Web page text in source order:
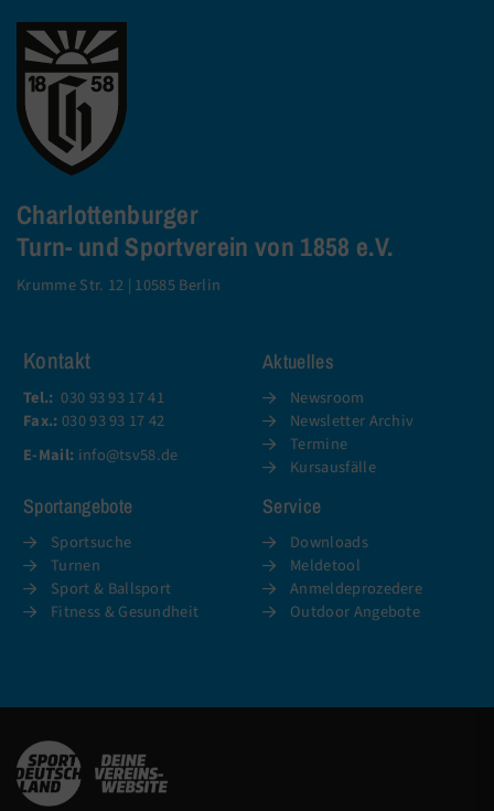
Charlottenburger
Turn- und Sportverein von 1858 e.V.
Krumme Str. 12 | 10585 Berlin
Kontakt
Tel.: 030 93 93 17 41
Fax.:030 93 93 17 42
E-Mail: info@tsv58.de
Aktuelles
Newsroom
Newsletter Archiv
Termine
Kursausfälle
Sportangebote
Sportsuche
Turnen
Sport & Ballsport
Fitness & Gesundheit
Service
Downloads
Meldetool
Anmeldeprozedere
Outdoor Angebote